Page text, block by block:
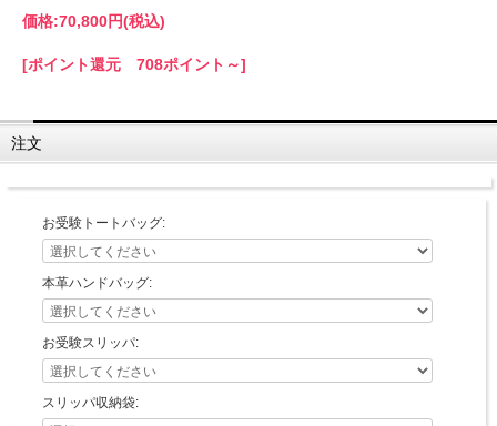
価格:70,800円(税込)
[ポイント還元 708ポイント～]
注文
お受験トートバッグ:
本革ハンドバッグ:
お受験スリッパ:
スリッパ収納袋: